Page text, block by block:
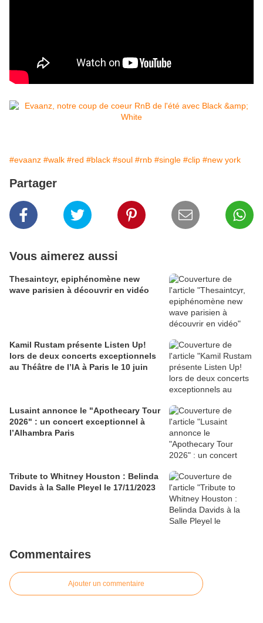
#evaanz #walk #red #black #soul #rnb #single #clip #new york
Partager
Vous aimerez aussi
Thesaintcyr, epiphénomène new
wave parisien à découvrir en vidéo
Kamil Rustam présente Listen Up!
lors de deux concerts exceptionnels
au Théâtre de l’IA à Paris le 10 juin
Lusaint annonce le "Apothecary Tour
2026" : un concert exceptionnel à
l’Alhambra Paris
Tribute to Whitney Houston : Belinda
Davids à la Salle Pleyel le 17/11/2023
Commentaires
Ajouter un commentaire